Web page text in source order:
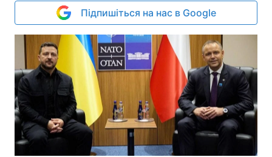
Підпишіться на нас в Google